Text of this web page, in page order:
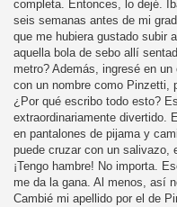
completa. Entonces, lo dejé.
seis semanas antes de mi
que me hubiera gustado subir
aquella bola de sebo allí
metro? Además, ingresé en
con un nombre como Pinzetti,
¿Por qué escribo todo esto?
extraordinariamente divertido.
en pantalones de pijama y
puede cruzar con un salivazo,
¡Tengo hambre! No importa.
me da la gana. Al menos, así
Cambié mi apellido por el de